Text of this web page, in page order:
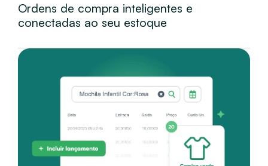
Ordens de compra inteligentes e
conectadas ao seu estoque